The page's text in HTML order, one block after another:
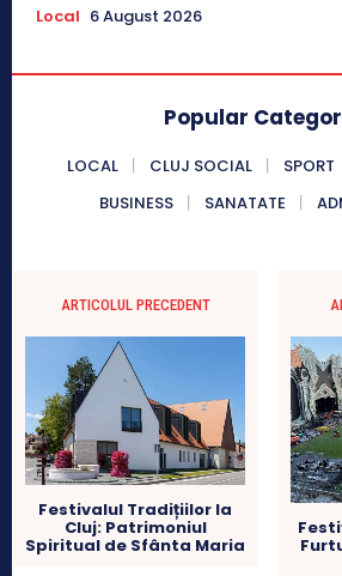
Local 6 August 2026
Popular
LOCAL CLUJ SOCIAL SPORT
BUSINESS
SANATATE
ARTICOLUL PRECEDENT
Festivalul Tradițiilor la
Cluj: Patrimoniul
Spiritual de Sfânta Maria